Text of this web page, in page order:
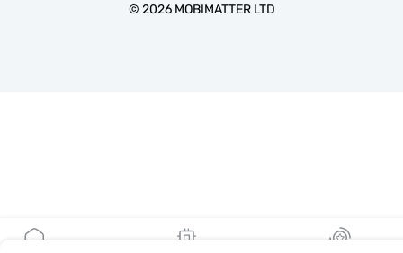
© 2026MOBIMATTER LTD